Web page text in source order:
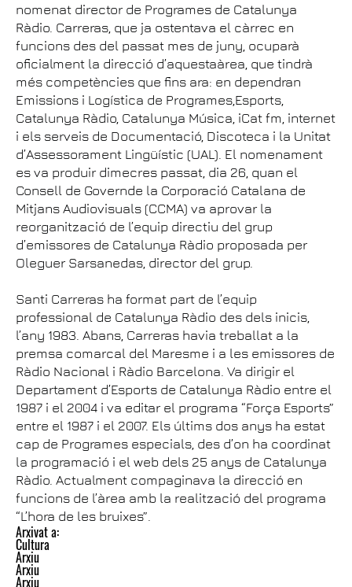
nomenat director de Programes de Catalunya
Ràdio. Carreras, que ja ostentava el càrrec en
funcions des del passat mes de juny, ocuparà
oficialment la direcció d’aquestaàrea, que tindrà
més competències que fins ara: en dependran
Emissions i Logística de Programes,Esports,
Catalunya Ràdio, Catalunya Música, iCat fm, internet
i els serveis de Documentació, Discoteca i la Unitat
d’Assessorament Lingüístic (UAL). El nomenament
es va produir dimecres passat, dia 26, quan el
Consell de Governde la Corporació Catalana de
Mitjans Audiovisuals (CCMA) va aprovar la
reorganització de l’equip directiu del grup
d’emissores de Catalunya Ràdio proposada per
Oleguer Sarsanedas, director del grup.
Santi Carreras ha format part de l’equip
professional de Catalunya Ràdio des dels inicis,
l’any 1983. Abans, Carreras havia treballat a la
premsa comarcal del Maresme i a les emissores de
Ràdio Nacional i Ràdio Barcelona. Va dirigir el
Departament d’Esports de Catalunya Ràdio entre el
1987 i el 2004 i va editar el programa “Força Esports”
entre el 1987 i el 2007. Els últims dos anys ha estat
cap de Programes especials, des d’on ha coordinat
la programació i el web dels 25 anys de Catalunya
Ràdio. Actualment compaginava la direcció en
funcions de l’àrea amb la realització del programa
“L’hora de les bruixes”.
Arxivat a:
Cultura
Arxiu
Arxiu
Arxiu